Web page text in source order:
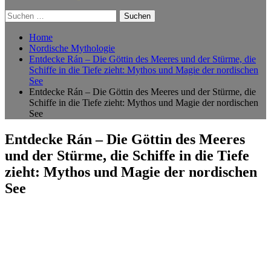
Suchen
nach:
Home
Nordische Mythologie
Entdecke Rán – Die Göttin des Meeres und der Stürme, die
Schiffe in die Tiefe zieht: Mythos und Magie der nordischen
See
Entdecke Rán – Die Göttin des Meeres und der Stürme, die
Schiffe in die Tiefe zieht: Mythos und Magie der nordischen
See
Entdecke Rán – Die Göttin des Meeres
und der Stürme, die Schiffe in die Tiefe
zieht: Mythos und Magie der nordischen
See